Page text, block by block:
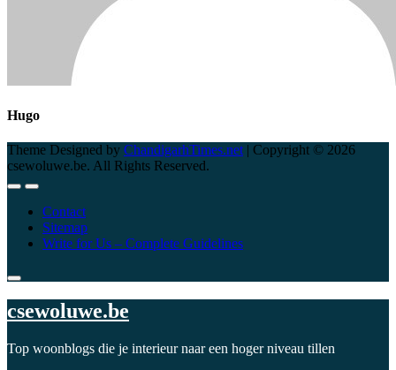
Hugo
Theme Designed by ChandigarhTimes.net | Copyright © 2026
csewoluwe.be. All Rights Reserved.
Contact
Sitemap
Write for Us – Complete Guidelines
csewoluwe.be
Top woonblogs die je interieur naar een hoger niveau tillen